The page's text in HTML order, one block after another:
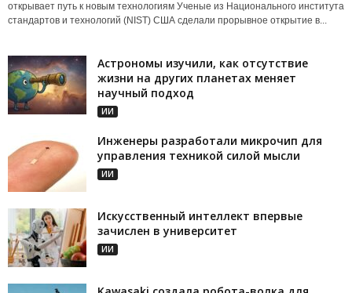
открывает путь к новым технологиям Ученые из Национального института
стандартов и технологий (NIST) США сделали прорывное открытие в...
Астрономы изучили, как отсутствие
жизни на других планетах меняет
научный подход
ИИ
Инженеры разработали микрочип для
управления техникой силой мысли
ИИ
Искусственный интеллект впервые
зачислен в университет
ИИ